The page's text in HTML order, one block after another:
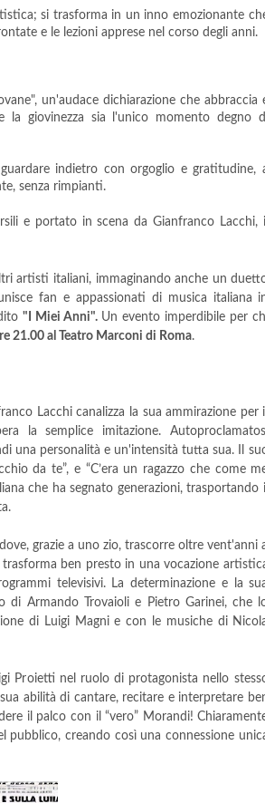
si trasforma in un inno emozionante
e le lezioni apprese nel corso degli anni.
un'audace dichiarazione che abbraccia
la giovinezza sia l'unico momento degno
indietro con orgoglio e gratitudine,
senza rimpianti.
e portato in scena da Gianfranco Lacchi, il
artisti italiani, immaginando anche un
fan e appassionati di musica italiana
"I Miei Anni". Un evento imperdibile per
21.00 al Teatro Marconi di Roma.
Lacchi canalizza la sua ammirazione per il
la semplice imitazione.
una personalità e un'intensità tutta sua. Il
da te”, e “C’era un ragazzo che come
che ha segnato generazioni, trasportando il
grazie a uno zio, trascorre oltre vent'anni
ben presto in una vocazione
televisivi. La determinazione e la
di Armando Trovaioli e Pietro Garinei, che
di Luigi Magni e con le musiche di
Proietti nel ruolo di protagonista nello
abilità di cantare, recitare e interpretare
il palco con il “vero” Morandi!
creando così una connessione